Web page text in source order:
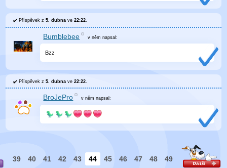
Příspěvek z5. dubna ve22:22.
Bumblebee v němnapsal:
Bzz
Příspěvek z5. dubna ve22:22
BroJePro v němnapsal:
39 40 41 42 43 44 45 46 47 48 49